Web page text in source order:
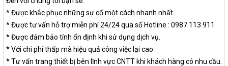
* Được khắc phục những sự cố một cách nhanh nhất.
* Được tư vấn hỗ trợ miễn phí 24/24 qua số Hotline : 0987 113 911
* Được đảm bảo tính ổn định khi sử dụng dịch vụ.
* Với chi phí thấp mà hiệu quả công việc lại cao
* Tư vấn trang thiết bị bên lĩnh vực CNTT khi khách hàng có nhu cầu.